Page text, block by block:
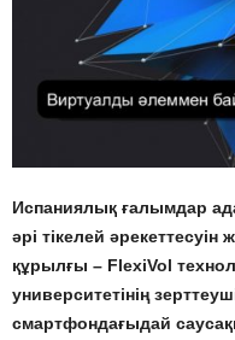
Испаниялық ғалымдар
әрі тікелей әрекеттесуін
құрылғы – FlexiVol
университетінің
смартфондағыдай